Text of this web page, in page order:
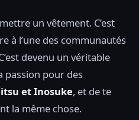
un vêtement. C’est
à l’une des communautés
devenu un véritable
passion pour des
et Inosuke, et de te
la même chose.